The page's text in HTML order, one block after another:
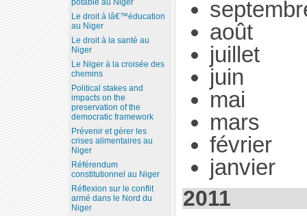
août
juillet
juin
mai
mars
février
janvier
2011
Le droit à lâ€™éducation
au Niger
Le droit à la santé au
Niger
Le Niger à la croisée des
chemins
Political stakes and
impacts on the
preservation of the
democratic framework
Prévenir et gérer les
crises alimentaires au
Niger
Référendum
constitutionnel au Niger
Réflexion sur le conflit
armé dans le Nord du
Niger